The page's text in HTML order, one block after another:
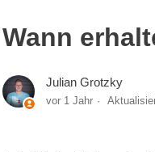
Wann
Julian Grotzky
vor 1 Jahr